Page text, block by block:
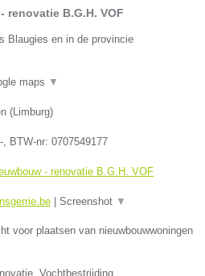
renovatie B.G.H. VOF
Blaugies en in de provincie
maps ▼
( Limburg)
- , BTW-nr: 0707549177
- renovatie B.G.H. VOF
Screenshot ▼
voor plaatsen van nieuwbouwwoningen
Vochtbestrijding